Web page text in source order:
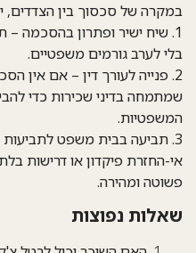
במקרה של סכסוך בין הצדדים,
1. שיח ישיר ופתרון בהסכמה –
בלי לערב גורמים משפטיים.
2. פנייה לעורך דין – אם אין
שמתמחה בדיני שכירות כדי
המשפטיות.
3. תביעה בבית משפט לתביעות
אי-החזרת פיקדון או דרישות
פשוטה ומהירה.
שאלות נפוצות